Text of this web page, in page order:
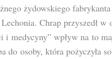
żydowskiego
Chrap przyszedł
i medycyny” wpływ na to
do osoby, która pożyczyła